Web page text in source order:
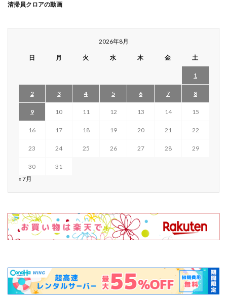
清掃員クロアの動画
2026年8月
日 月 火 水 木 金 土
1
2 3 4 5 6 7 8
9 10 11 12 13 14 15
16 17 18 19 20 21 22
23 24 25 26 27 28 29
30
31
« 7月